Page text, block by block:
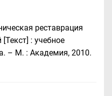
реставрация
: учебное
– М. : Академия, 2010.